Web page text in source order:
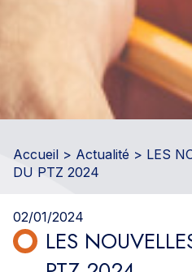
Accueil > Actualité > LES
DU PTZ 2024
LES
02/01/2024